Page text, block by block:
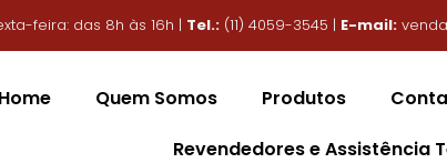
feira: das 8h às 16h | Tel.: (11) 4059-3545 | E-mail:
Home Quem Somos Produtos
Revendedores e Assistência